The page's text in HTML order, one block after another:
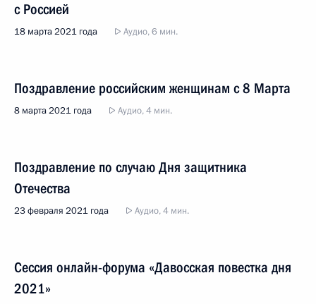
с Россией
18 марта 2021 года Аудио, 6 мин.
Поздравление российским женщинам с 8 Марта
8 марта 2021 года Аудио, 4 мин.
Поздравление по случаю Дня защитника
Отечества
23 февраля 2021 года Аудио, 4 мин.
Сессия онлайн-форума «Давосская повестка дня
2021»